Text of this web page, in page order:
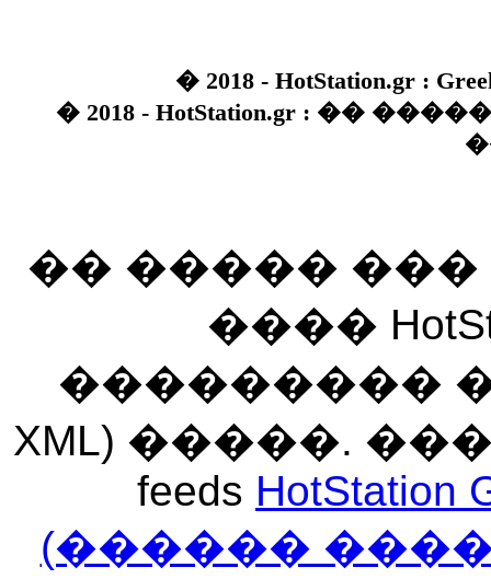
� 2018 - HotStation.gr :
� 2018 - HotStation.gr : ��
�� �����
����
��������� ���
XML) �����.
feeds HotStation
(������